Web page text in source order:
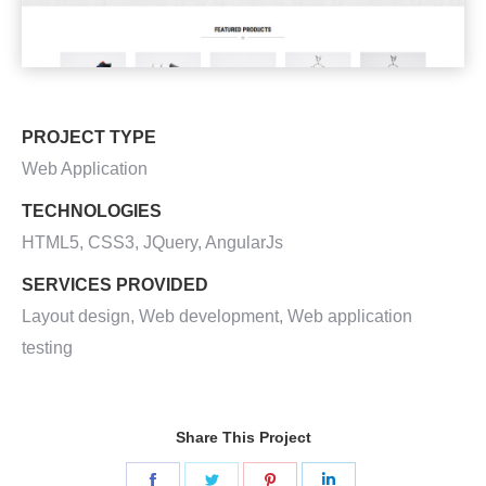
PROJECT TYPE
Web Application
TECHNOLOGIES
HTML5, CSS3, JQuery, AngularJs
SERVICES PROVIDED
Layout design, Web development, Web application
testing
Share This Project
Partager Partager Partager